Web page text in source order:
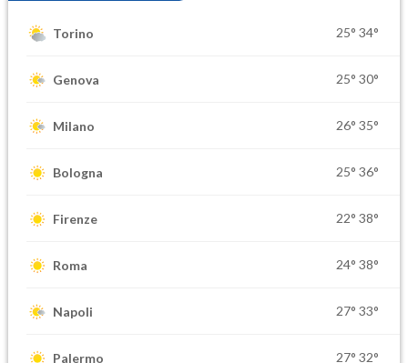
Torino 25° 34°
Genova 25° 30°
Milano 26° 35°
Bologna 25° 36°
Firenze 22° 38°
Roma 24° 38°
Napoli 27° 33°
Palermo 27° 32°